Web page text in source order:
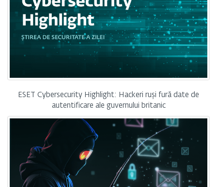
ESET Cybersecurity Highlight: Hackeri ruși fură date de
autentificare ale guvernului britanic